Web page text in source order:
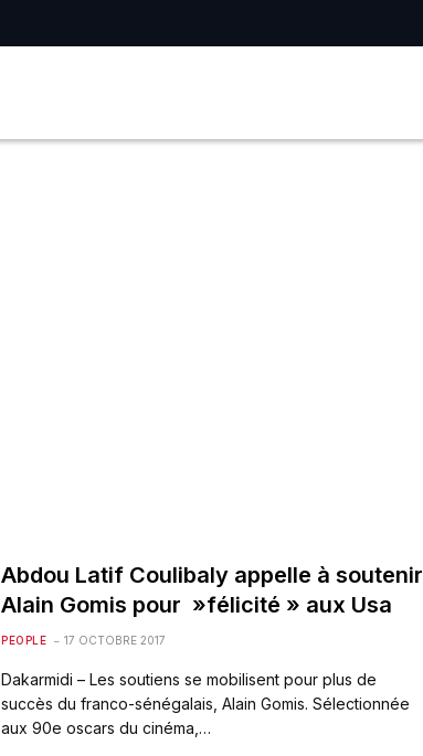
Abdou Latif Coulibaly appelle à soutenir
Alain Gomis pour »félicité » aux Usa
PEOPLE 17 OCTOBRE 2017
Dakarmidi – Les soutiens se mobilisent pour plus de
succès du franco-sénégalais, Alain Gomis. Sélectionnée
aux 90e oscars du cinéma,…